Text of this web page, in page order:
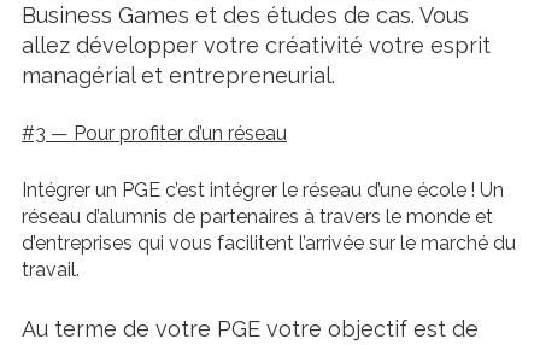
Business Games et des études de cas. Vous
allez développer votre créativité votre esprit
managérial et entrepreneurial.
#3 — Pour profiter d’un réseau
Intégrer un PGE c’est intégrer le réseau d’une école ! Un
réseau d’alumnis de partenaires à travers le monde et
d’entreprises qui vous facilitent l’arrivée sur le marché du
travail.
Au terme de votre PGE votre objectif est de